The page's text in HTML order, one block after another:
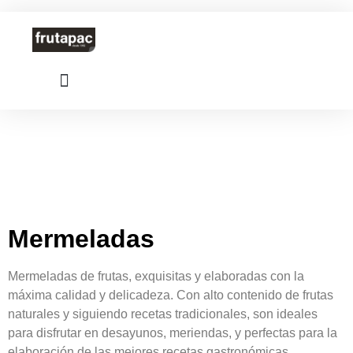
Mermeladas
Mermeladas de frutas, exquisitas y elaboradas con la
máxima calidad y delicadeza. Con alto contenido de frutas
naturales y siguiendo recetas tradicionales, son ideales
para disfrutar en desayunos, meriendas, y perfectas para la